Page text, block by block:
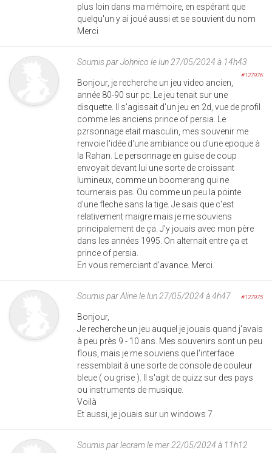
plus loin dans ma mémoire, en espérant que
quelqu'un y ai joué aussi et se souvient du nom
Merci
Soumis parJohnico le lun 27/05/2024 à 14h43
#127976
Bonjour, je recherche un jeu video ancien,
année 80-90 sur pc. Le jeu tenait sur une
disquette. Il s'agissait d'un jeu en 2d, vue de profil
comme les anciens prince of persia. Le
pzrsonnage etait masculin, mes souvenir me
renvoie l'idée d'une ambiance ou d'une epoque à
la Rahan. Le personnage en guise de coup
envoyait devant lui une sorte de croissant
lumineux, comme un boomerang qui ne
tournerais pas. Ou comme un peu la pointe
d'une fleche sans la tige. Je sais que c'est
relativement maigre mais je me souviens
principalement de ça. J'y jouais avec mon père
dans les années 1995. On alternait entre ça et
prince of persia.
En vous remerciant d'avance. Merci.
Soumis parAlinele lun 27/05/2024 à 4h47 #127975
Bonjour,
Je recherche un jeu auquel je jouais quand j'avais
à peu près 9 - 10 ans. Mes souvenirs sont un peu
flous, mais je me souviens que l'interface
ressemblait à une sorte de console de couleur
bleue ( ou grise ). Il s'agit de quizz sur des pays
ou instruments de musique.
Voilà
Et aussi, je jouais sur un windows 7
Soumis parlecramle mer 22/05/2024 à 11h12